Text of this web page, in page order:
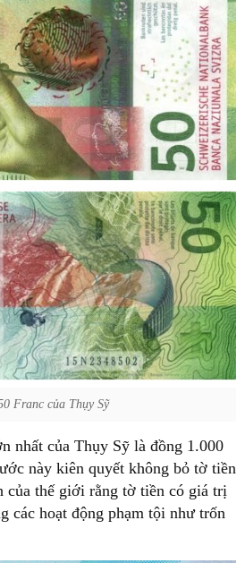
Franc của Thụy Sỹ
nhất của Thụy Sỹ là đồng 1.000
này kiên quyết không bỏ tờ tiền
của thế giới rằng tờ tiền có giá trị
các hoạt động phạm tội như trốn